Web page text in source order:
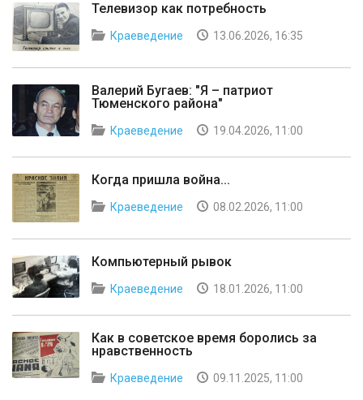
Телевизор как потребность
Краеведение 13.06.2026, 16:35
Валерий Бугаев: "Я – патриот
Тюменского района"
Краеведение 19.04.2026, 11:00
Когда пришла война...
Краеведение 08.02.2026, 11:00
Компьютерный рывок
Краеведение 18.01.2026, 11:00
Как в советское время боролись за
нравственность
Краеведение 09.11.2025, 11:00